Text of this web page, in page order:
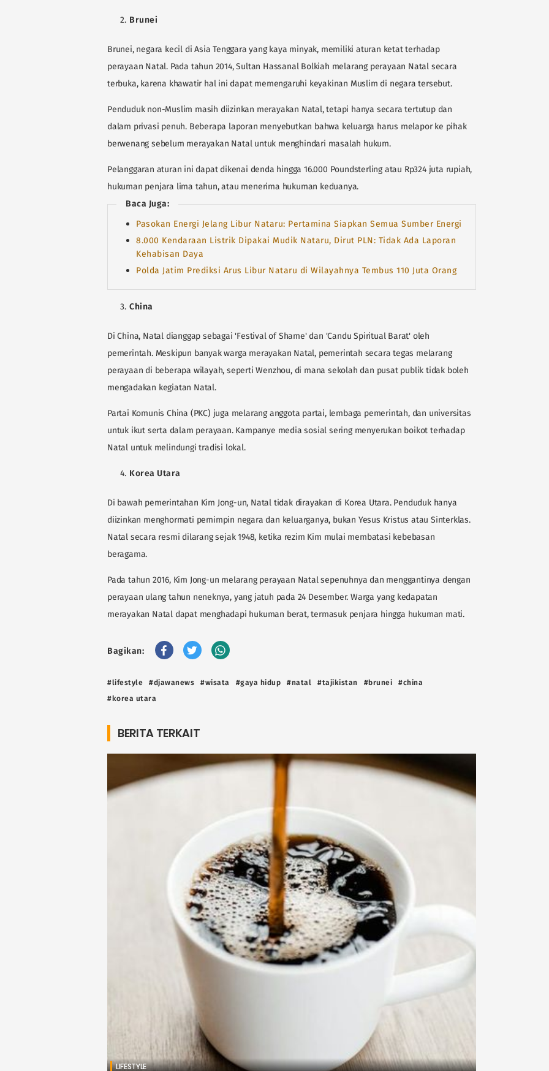
Brunei
Brunei, negara kecil di Asia Tenggara yang kaya minyak, memiliki aturan ketat terhadap
perayaan Natal. Pada tahun 2014, Sultan Hassanal Bolkiah melarang perayaan Natal secara
terbuka, karena khawatir hal ini dapat memengaruhi keyakinan Muslim di negara tersebut.
Penduduk non-Muslim masih diizinkan merayakan Natal, tetapi hanya secara tertutup dan
dalam privasi penuh. Beberapa laporan menyebutkan bahwa keluarga harus melapor ke pihak
berwenang sebelum merayakan Natal untuk menghindari masalah hukum.
Pelanggaran aturan ini dapat dikenai denda hingga 16.000 Poundsterling atau Rp324 juta rupiah,
hukuman penjara lima tahun, atau menerima hukuman keduanya.
Baca Juga:
Pasokan Energi Jelang Libur Nataru: Pertamina Siapkan Semua Sumber Energi
8.000 Kendaraan Listrik Dipakai Mudik Nataru, Dirut PLN: Tidak Ada Laporan
Kehabisan Daya
Polda Jatim Prediksi Arus Libur Nataru di Wilayahnya Tembus 110 Juta Orang
China
Di China, Natal dianggap sebagai 'Festival of Shame' dan 'Candu Spiritual Barat' oleh
pemerintah. Meskipun banyak warga merayakan Natal, pemerintah secara tegas melarang
perayaan di beberapa wilayah, seperti Wenzhou, di mana sekolah dan pusat publik tidak boleh
mengadakan kegiatan Natal.
Partai Komunis China (PKC) juga melarang anggota partai, lembaga pemerintah, dan universitas
untuk ikut serta dalam perayaan. Kampanye media sosial sering menyerukan boikot terhadap
Natal untuk melindungi tradisi lokal.
Korea Utara
Di bawah pemerintahan Kim Jong-un, Natal tidak dirayakan di Korea Utara. Penduduk hanya
diizinkan menghormati pemimpin negara dan keluarganya, bukan Yesus Kristus atau Sinterklas.
Natal secara resmi dilarang sejak 1948, ketika rezim Kim mulai membatasi kebebasan
beragama.
Pada tahun 2016, Kim Jong-un melarang perayaan Natal sepenuhnya dan menggantinya dengan
perayaan ulang tahun neneknya, yang jatuh pada 24 Desember. Warga yang kedapatan
merayakan Natal dapat menghadapi hukuman berat, termasuk penjara hingga hukuman mati.
Bagikan:
#lifestyle #djawanews #wisata #gaya hidup #natal #tajikistan #brunei
#china
#korea utara
BERITA TERKAIT
LIFESTYLE